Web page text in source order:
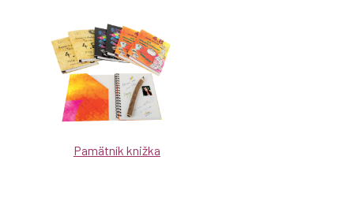
Pamätník knižka